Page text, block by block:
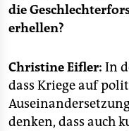
veranstaltungen
fragen & hilfe
unterstützen
abo
die
erhellen?
Christine Eifler: In
dass Kriege auf
denken, dass auch